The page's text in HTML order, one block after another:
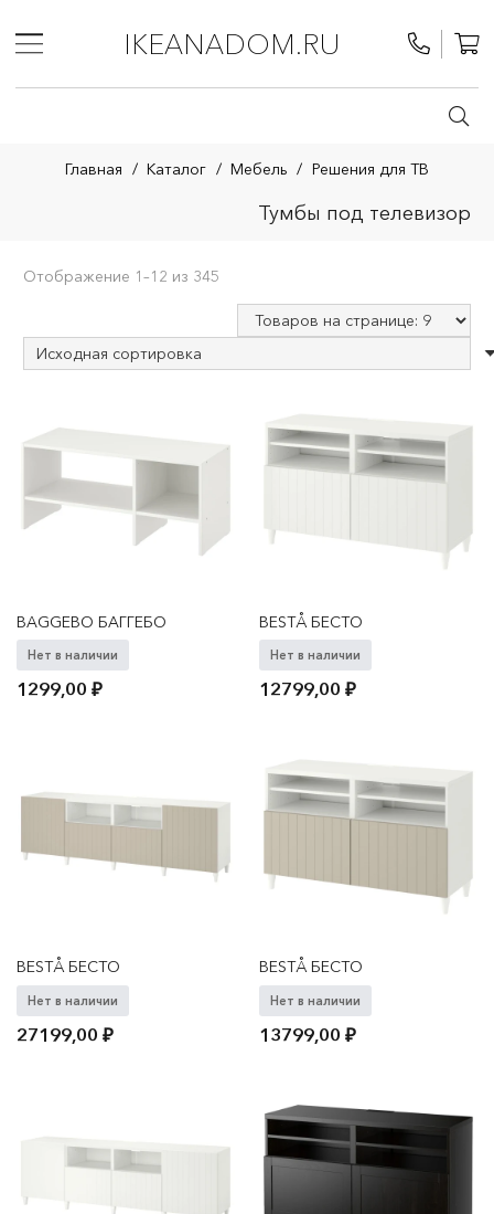
IKEANADOM.RU
Главная / Каталог / Мебель / Решения для ТВ
Тумбы под телевизор
Отображение 1–12 из 345
BAGGEBO БАГГЕБО
Нет в наличии
1299,00₽
BESTÅ БЕСТО
Нет в наличии
12799,00₽
BESTÅ БЕСТО
Нет в наличии
27199,00₽
BESTÅ БЕСТО
Нет в наличии
13799,00₽